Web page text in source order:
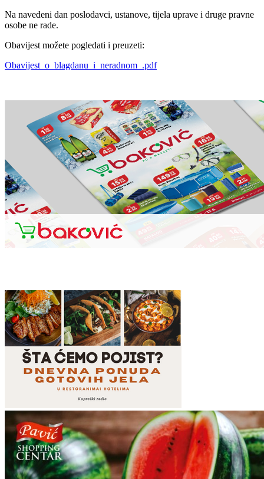
Na navedeni dan poslodavci, ustanove, tijela uprave i druge pravne
osobe ne rade.
Obavijest možete pogledati i preuzeti:
Obavijest_o_blagdanu_i_neradnom_.pdf